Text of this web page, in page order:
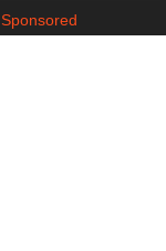
Sponsored